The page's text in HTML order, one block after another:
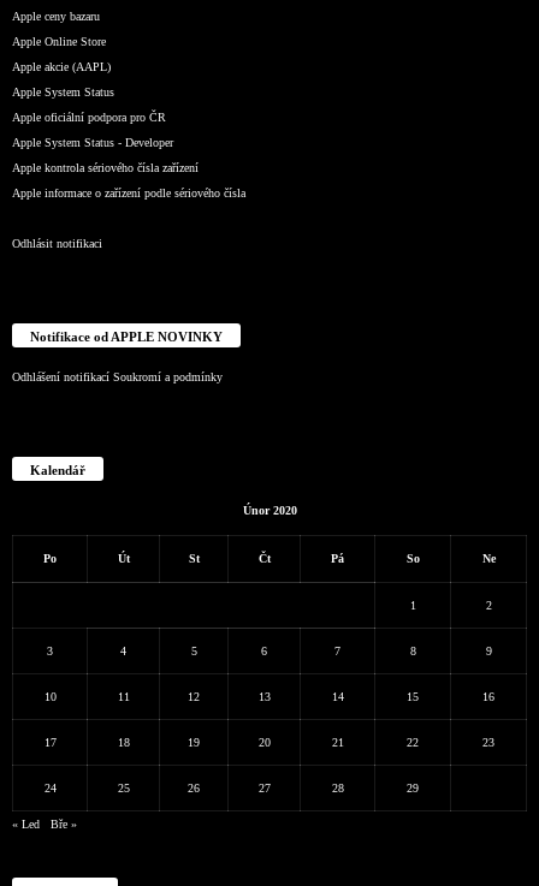
Apple ceny bazaru
Apple Online Store
Apple akcie (AAPL)
Apple System Status
Apple oficiální podpora pro ČR
Apple System Status - Developer
Apple kontrola sériového čísla zařízení
Apple informace o zařízení podle sériového čísla
Odhlásit notifikaci
Notifikace od APPLE NOVINKY
Odhlášení notifikací Soukromí a podmínky
Kalendář
Únor 2020
Po Út St Čt Pá So Ne
1 2
3 4 5 6 7 8 9
10 11 12 13 14 15 16
17 18 19 20 21 22 23
24 25 26 27 28 29
« Led Bře »